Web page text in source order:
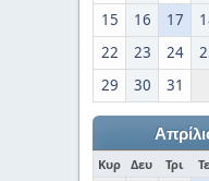
15
16 17
22
23 24
29
30 31
Κυρ Δευ Τρι